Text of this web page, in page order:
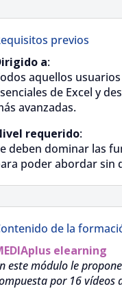
previos
a:
aquellos
de Excel y
avanzadas.
requerido:
deben dominar las
poder abordar sin
de la
elearning
este módulo le
por 16 vídeos